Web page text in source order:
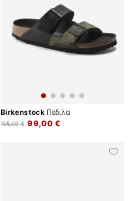
BirkenstockΠέδιλα
99,00 €
155,00 €